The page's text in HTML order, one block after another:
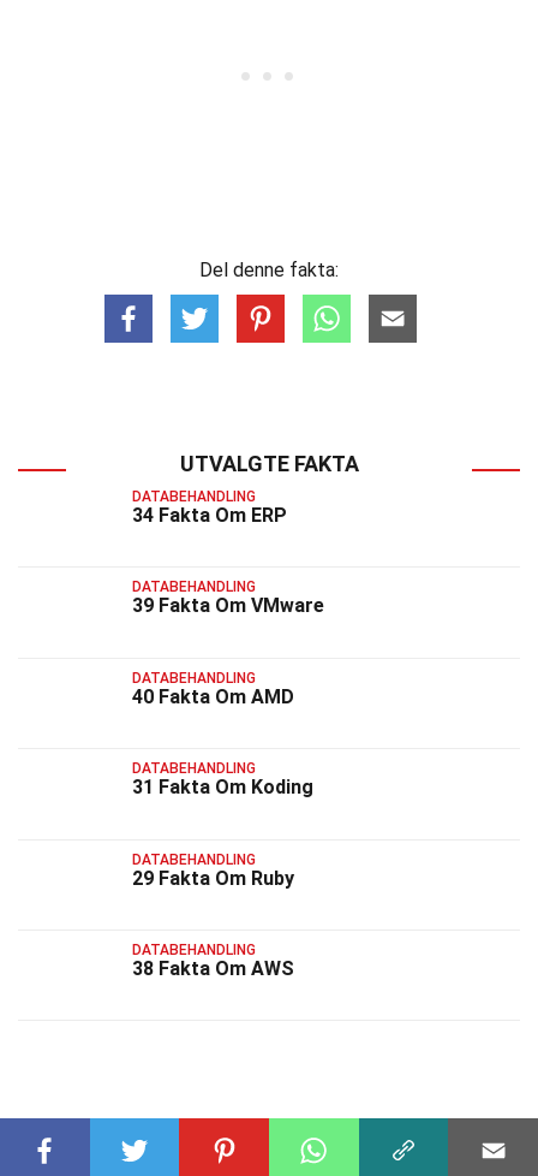
Del denne fakta:
UTVALGTE FAKTA
DATABEHANDLING
34 Fakta Om ERP
DATABEHANDLING
39 Fakta Om VMware
DATABEHANDLING
40 Fakta Om AMD
DATABEHANDLING
31 Fakta Om Koding
DATABEHANDLING
29 Fakta Om Ruby
DATABEHANDLING
38 Fakta Om AWS
RELATERTE FAKTA